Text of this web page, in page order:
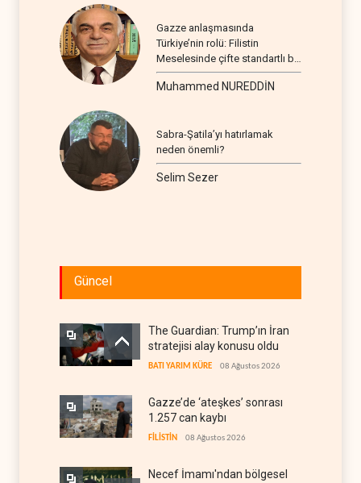
Gazze anlaşmasında
Türkiye’nin rolü: Filistin
Meselesinde çifte standartlı bir
seyir
Muhammed NUREDDİN
Sabra-Şatila’yı hatırlamak
neden önemli?
Selim Sezer
Güncel
The Guardian: Trump’ın İran
stratejisi alay konusu oldu
BATI YARIM KÜRE 08 Ağustos 2026
Gazze’de ‘ateşkes’ sonrası
1.257 can kaybı
FİLİSTİN 08 Ağustos 2026
Necef İmamı'ndan bölgesel